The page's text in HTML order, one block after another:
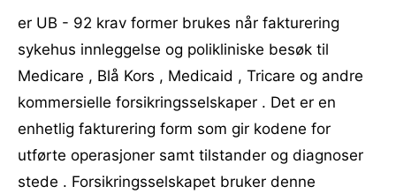
er UB - 92 krav former brukes når fakturering
sykehus innleggelse og polikliniske besøk til
Medicare , Blå Kors , Medicaid , Tricare og andre
kommersielle forsikringsselskaper . Det er en
enhetlig fakturering form som gir kodene for
utførte operasjoner samt tilstander og diagnoser
stede . Forsikringsselskapet bruker denne